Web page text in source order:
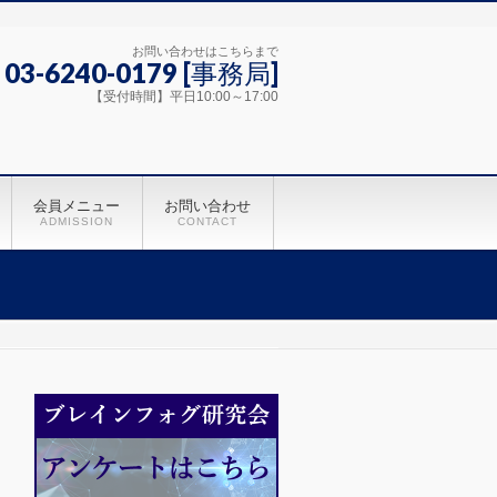
お問い合わせはこちらまで
03-6240-0179 [事務局]
【受付時間】平日10:00～17:00
会員メニュー
ADMISSION
お問い合わせ
CONTACT